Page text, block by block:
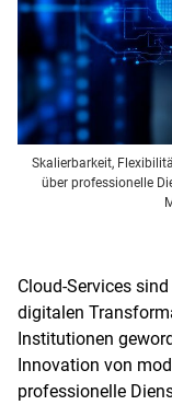
Skalierbarkeit,
über professionelle
Cloud-Services
digitalen
Institutionen
Innovation von
professionelle